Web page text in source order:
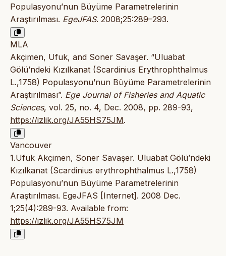
Populasyonu’nun Büyüme Parametrelerinin
Araştırılması. EgeJFAS. 2008;25:289–293.
MLA
Akçimen, Ufuk, and Soner Savaşer. “Uluabat
Gölü’ndeki Kızılkanat (Scardinius Erythrophthalmus
L.,1758) Populasyonu’nun Büyüme Parametrelerinin
Araştırılması”. Ege Journal of Fisheries and Aquatic
Sciences, vol. 25, no. 4, Dec. 2008, pp. 289-93,
https://izlik.org/JA55HS75JM.
Vancouver
1.Ufuk Akçimen, Soner Savaşer. Uluabat Gölü’ndeki
Kızılkanat (Scardinius erythrophthalmus L.,1758)
Populasyonu’nun Büyüme Parametrelerinin
Araştırılması. EgeJFAS [Internet]. 2008 Dec.
1;25(4):289-93. Available from:
https://izlik.org/JA55HS75JM